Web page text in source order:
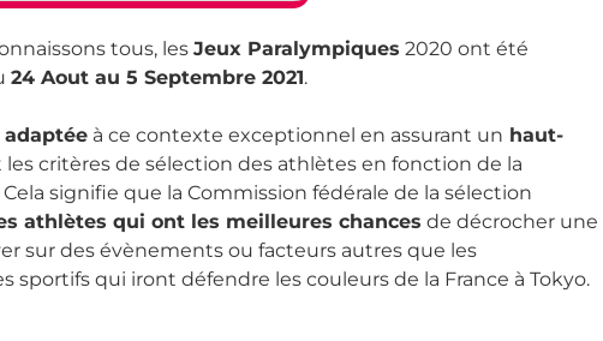
tous, les Jeux Paralympiques 2020 ont été
24 Aout au 5 Septembre 2021.
adaptée à ce contexte exceptionnel en assurant un haut-
critères de sélection des athlètes en fonction de la
signifie que la Commission fédérale de la sélection
athlètes qui ont les meilleures chances de décrocher une
sur des évènements ou facteurs autres que les
sportifs qui iront défendre les couleurs de la France à Tokyo.